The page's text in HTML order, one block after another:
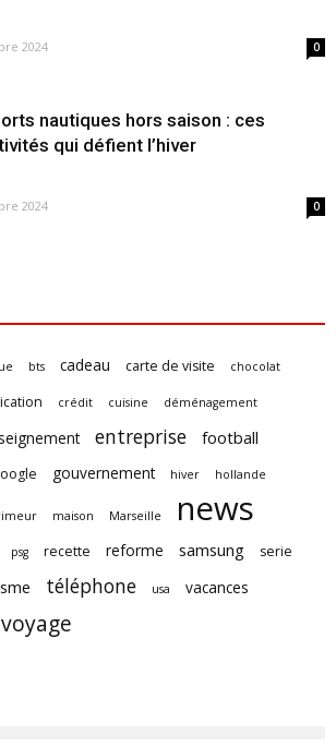
2024 0
nautiques hors saison : ces
qui défient l’hiver
2024 0
bts cadeau carte de visite chocolat
crédit cuisine déménagement
entreprise
football
gouvernement hiver hollande
maison Marseille news
psg recette reforme samsung serie
téléphone usa
vacances
voyage